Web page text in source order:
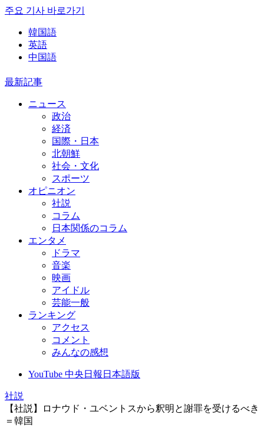
주요 기사 바로가기
韓国語
英語
中国語
最新記事
ニュース
政治
経済
国際・日本
北朝鮮
社会・文化
スポーツ
オピニオン
社説
コラム
日本関係のコラム
エンタメ
ドラマ
音楽
映画
アイドル
芸能一般
ランキング
アクセス
コメント
みんなの感想
YouTube 中央日報日本語版
社説
【社説】ロナウド・ユベントスから釈明と謝罪を受けるべき
＝韓国